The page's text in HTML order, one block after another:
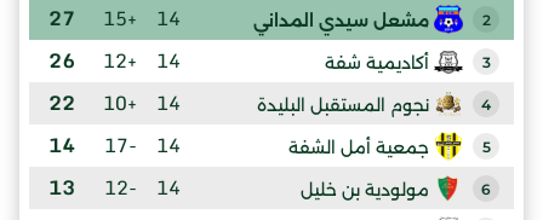
2 مشعل سيدي المداني 14
+15
27
3 أكاديمية شفة 14
+12
26
4 نجوم المستقبل البليدة 14
+10
22
5 جمعية أمل الشفة 14
-17
14
6 مولودية بن خليل 14
-12
13